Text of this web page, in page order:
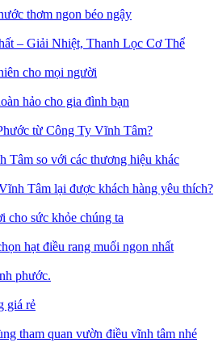
thơm ngon béo ngậy
– Giải Nhiệt, Thanh Lọc Cơ Thể
cho mọi người
hảo cho gia đình bạn
từ Công Ty Vĩnh Tâm?
Tâm so với các thương hiệu khác
Tâm lại được khách hàng yêu thích?
cho sức khỏe chúng ta
hạt điều rang muối ngon nhất
phước.
giá rẻ
tham quan vườn điều vĩnh tâm nhé